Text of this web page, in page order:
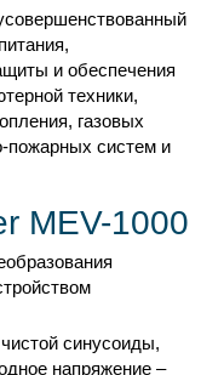
и обеспечения
техники,
газовых
пожарных систем и
MEV-1000
синусоиды,
напряжение –